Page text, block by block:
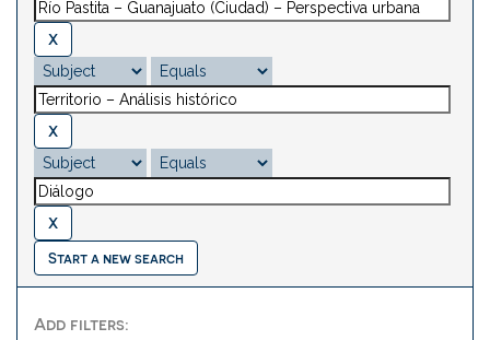
Start a new search
Add filters: